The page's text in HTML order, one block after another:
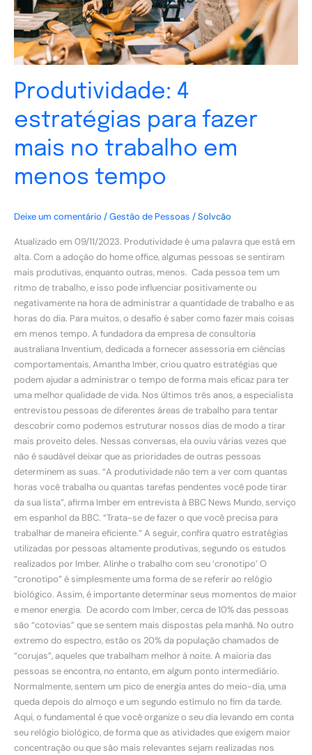
Produtividade: 4
estratégias para fazer
mais no trabalho em
menos tempo
Deixe um comentário /Gestão de Pessoas /Solvcão
Atualizado em 09/11/2023. Produtividade é uma palavra que está em
alta. Com a adoção do home office, algumas pessoas se sentiram
mais produtivas, enquanto outras, menos. Cada pessoa tem um
ritmo de trabalho, e isso pode influenciar positivamente ou
negativamente na hora de administrar a quantidade de trabalho e as
horas do dia. Para muitos, o desafio é saber como fazer mais coisas
em menos tempo. A fundadora da empresa de consultoria
australiana Inventium, dedicada a fornecer assessoria em ciências
comportamentais, Amantha Imber, criou quatro estratégias que
podem ajudar a administrar o tempo de forma mais eficaz para ter
uma melhor qualidade de vida. Nos últimos três anos, a especialista
entrevistou pessoas de diferentes áreas de trabalho para tentar
descobrir como podemos estruturar nossos dias de modo a tirar
mais proveito deles. Nessas conversas, ela ouviu várias vezes que
não é saudável deixar que as prioridades de outras pessoas
determinem as suas. “A produtividade não tem a ver com quantas
horas você trabalha ou quantas tarefas pendentes você pode tirar
da sua lista”, afirma Imber em entrevista à BBC News Mundo, serviço
em espanhol da BBC. “Trata-se de fazer o que você precisa para
trabalhar de maneira eficiente.“ A seguir, confira quatro estratégias
utilizadas por pessoas altamente produtivas, segundo os estudos
realizados por Imber. Alinhe o trabalho com seu ‘cronotipo’ O
“cronotipo” é simplesmente uma forma de se referir ao relógio
biológico. Assim, é importante determinar seus momentos de maior
e menor energia. De acordo com Imber, cerca de 10% das pessoas
são “cotovias” que se sentem mais dispostas pela manhã. No outro
extremo do espectro, estão os 20% da população chamados de
“corujas”, aqueles que trabalham melhor à noite. A maioria das
pessoas se encontra, no entanto, em algum ponto intermediário.
Normalmente, sentem um pico de energia antes do meio-dia, uma
queda depois do almoço e um segundo estímulo no fim da tarde.
Aqui, o fundamental é que você organize o seu dia levando em conta
seu relógio biológico, de forma que as atividades que exigem maior
concentração ou que são mais relevantes sejam realizadas nos
trabalho
em
menos
tempo